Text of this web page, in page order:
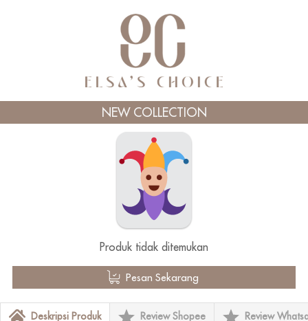
NEW COLLECTION
Produk tidak ditemukan
` Pesan Sekarang
Deskripsi Produk Review Shopee Review